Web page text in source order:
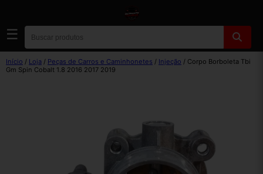
☰
Início / Loja / Peças de Carros e Caminhonetes / Injeção / Corpo Borboleta Tbi
Gm Spin Cobalt 1.8 2016 2017 2019